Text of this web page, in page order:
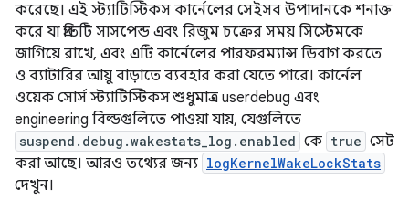
করেছে। এই স্ট্যাটিস্টিকস কার্নেলের সেইসব উপাদানকে শনাক্ত
করে যা প্রতিটি সাসপেন্ড এবং রিজুম চক্রের সময় সিস্টেমকে
জাগিয়ে রাখে, এবং এটি কার্নেলের পারফরম্যান্স ডিবাগ করতে
ও ব্যাটারির আয়ু বাড়াতে ব্যবহার করা যেতে পারে। কার্নেল
ওয়েক সোর্স স্ট্যাটিস্টিকস শুধুমাত্র userdebug এবং
engineering বিল্ডগুলিতে পাওয়া যায়, যেগুলিতে
suspend.debug.wakestats_log.enabled কে true সেট
করা আছে। আরও তথ্যের জন্য logKernelWakeLockStats
দেখুন।